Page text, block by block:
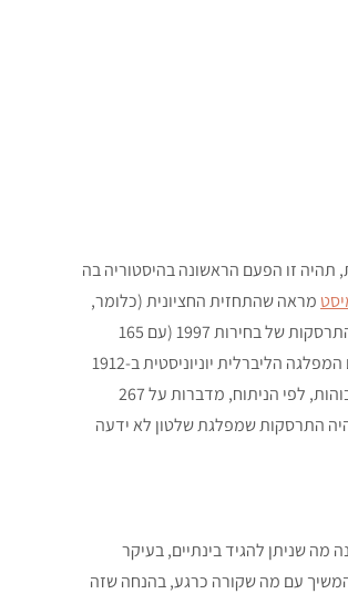
יקרה גם במציאות, תהיה זו הפעם הראשונה בהיסטוריה בה
מראה שהתחזית החציונית (כלומר,
זאת שמחצית מהתחזיות מתחתיה ומחצית מעליה) עומדת על 186 מושבים, שזה פחות נורא מההתרסקות של בחירות 1997 (עם 165
מושבים), אבל זו תהיה התוצאה השלישית הכי נמוכה שלה מאז שהמפלגה השמרנית התמזגה עם המפלגה הליברלית יוניוניסטית ב-1912
(ויצרה את המפלגה במבנה המוכר לנו כיום), כשרק 1997 ו-2001 היו גרועות יותר. תחזיות יותר גבוהות, לפי הניתוח, מדברות על 267
והתחזיות הנמוכות ביותר מדברות על 82 מושבים. זו תהיה התרסקות שמפלגת שלטון לא ידעה
מה שניתן להגיד בינתיים, בעיקר
עם מה שקורה כרגע, בהנחה שזה